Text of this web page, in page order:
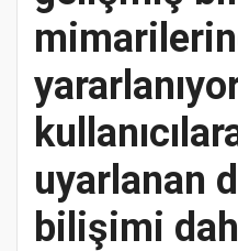
uyarlanan
bilişimi